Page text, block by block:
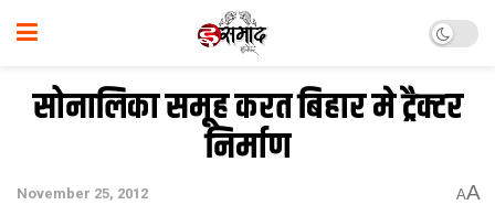
सोनालिका समूह करत बिहार मे ट्रैक्टर
निर्माण
November 25, 2012 AA